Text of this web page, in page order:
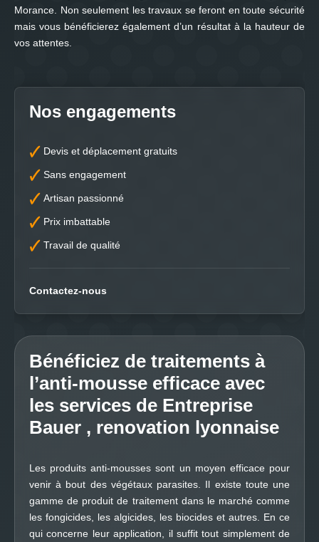
Morance. Non seulement les travaux se feront en toute sécurité
mais vous bénéficierez également d’un résultat à la hauteur de
vos attentes.
Nos engagements
Devis et déplacement gratuits
Sans engagement
Artisan passionné
Prix imbattable
Travail de qualité
Contactez-nous
Bénéficiez de traitements à
l’anti-mousse efficace avec
les services de Entreprise
Bauer , renovation lyonnaise
Les produits anti-mousses sont un moyen efficace pour
venir à bout des végétaux parasites. Il existe toute une
gamme de produit de traitement dans le marché comme
les fongicides, les algicides, les biocides et autres. En ce
qui concerne leur application, il suffit tout simplement de